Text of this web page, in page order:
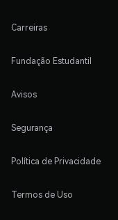
Carreiras
Fundação Estudantil
Avisos
Segurança
Política de Privacidade
Termos de Uso